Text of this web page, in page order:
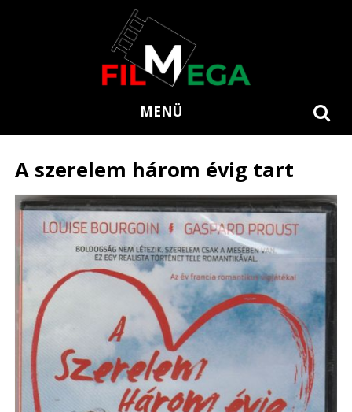
MENÜ
A szerelem három évig tart